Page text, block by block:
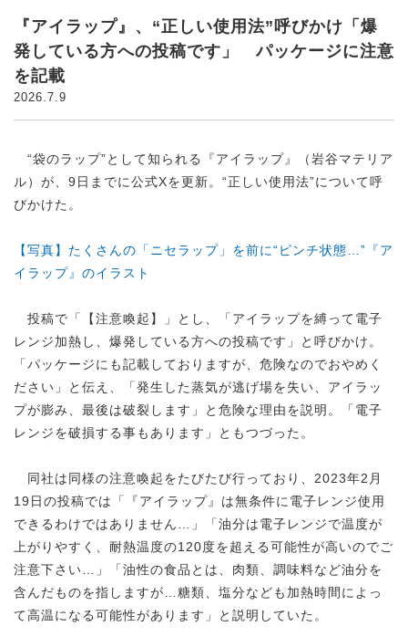
『アイラップ』、“正しい使用法”呼びかけ「爆
発している方への投稿です」 パッケージに注意
を記載
2026.7.9
“袋のラップ”として知られる『アイラップ』（岩谷マテリア
ル）が、9日までに公式Xを更新。“正しい使用法”について呼
びかけた。
【写真】たくさんの「ニセラップ」を前に“ピンチ状態…”『ア
イラップ』のイラスト
投稿で「【注意喚起】」とし、「アイラップを縛って電子
レンジ加熱し、爆発している方への投稿です」と呼びかけ。
「パッケージにも記載しておりますが、危険なのでおやめく
ださい」と伝え、「発生した蒸気が逃げ場を失い、アイラッ
プが膨み、最後は破裂します」と危険な理由を説明。「電子
レンジを破損する事もあります」ともつづった。
同社は同様の注意喚起をたびたび行っており、2023年2月
19日の投稿では「『アイラップ』は無条件に電子レンジ使用
できるわけではありません…」「油分は電子レンジで温度が
上がりやすく、耐熱温度の120度を超える可能性が高いのでご
注意下さい…」「油性の食品とは、肉類、調味料など油分を
含んだものを指しますが…糖類、塩分なども加熱時間によっ
て高温になる可能性があります」と説明していた。